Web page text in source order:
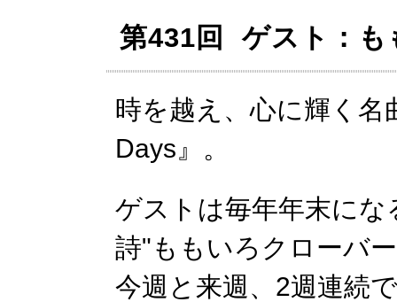
第431回 ゲスト：も
時を越え、心に輝く
Days』。
ゲストは毎年年末に
詩"ももいろクローバ
今週と来週、2週連続